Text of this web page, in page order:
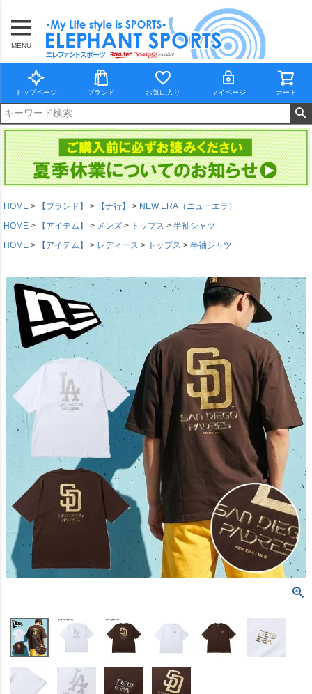
MENU
トップページ ブランド お気に入り マイページ カート
HOME 【ブランド】 【ナ行】
NEW ERA（ニューエラ）
HOME
【アイテム】 メンズ トップス
半袖シャツ
HOME
【アイテム】 レディース トップス 半袖シャツ